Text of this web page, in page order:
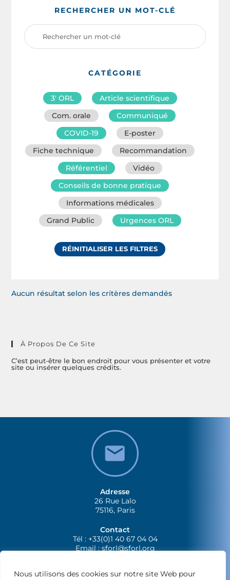
Nous utilisons des cookies sur notre site Web pour
RECHERCHER UN MOT-CLÉ
CATÉGORIE
3′ ORL
Article scientifique
Com. orale
Communiqué
COVID-19
E-poster
Fiche technique
Recommandation
Référentiel
Vidéo
Conseils de bonne pratique
Informations médicales
Grand Public
Urgences ORL
RÉINITIALISER LES FILTRES
Aucun résultat selon les critères demandés
À Propos De Ce Site
C’est peut-être le bon endroit pour vous présenter et votre
site ou insérer quelques crédits.
Adresse
26 Rue Lalo
75116, Paris
Contact
Tél : +33(0)1 40 67 04 04
Email :sforl@sforl.org